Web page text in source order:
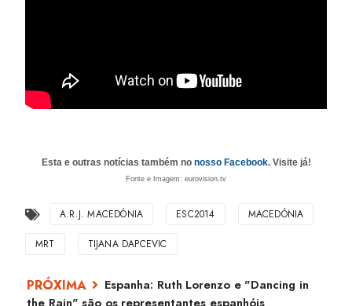
Esta e outras notícias também no nosso Facebook. Visite já!
Fonte e Imagem: eurovision.tv
A.R.J. MACEDÓNIA ESC2014 MACEDÓNIA
MRT TIJANA DAPCEVIC
Espanha: Ruth Lorenzo e "Dancing in